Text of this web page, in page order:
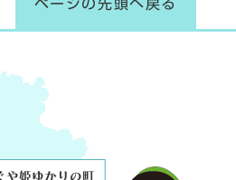
ページの先頭へ戻る